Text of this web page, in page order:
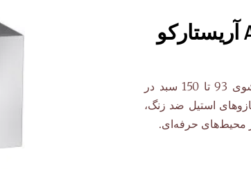
ظرفشویی ریلی صنعتی AR 2000 با ظرفیت شستشوی 93 تا 150 سبد در
استیل ضد زنگ،
محیط‌های حرفه‌ای.